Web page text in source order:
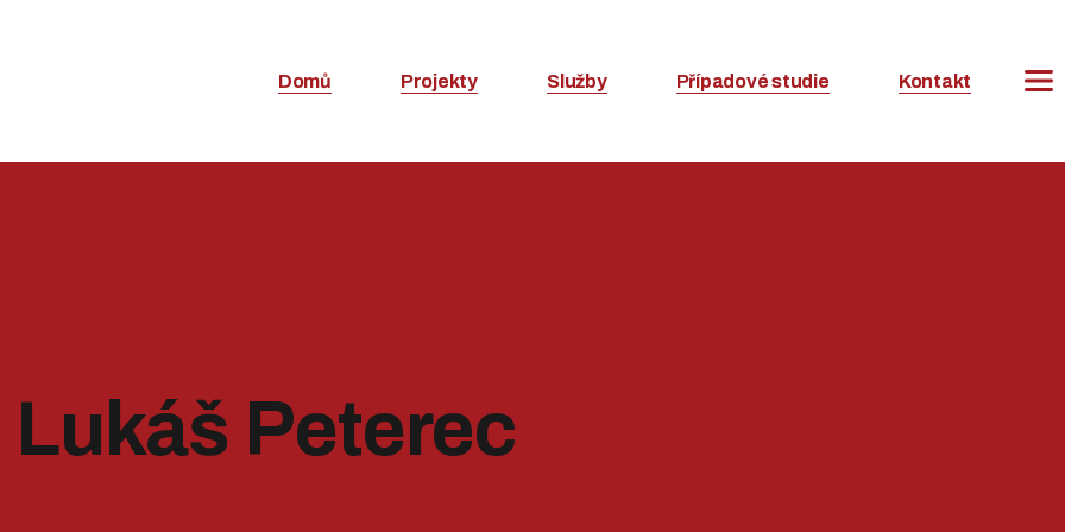
Domů Projekty Služby Případové studie Kontakt
Lukáš Peterec